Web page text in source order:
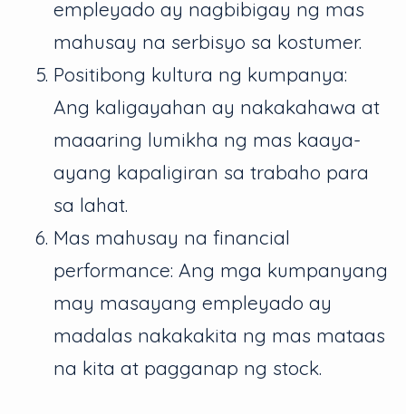
empleyado ay nagbibigay ng mas
mahusay na serbisyo sa kostumer.
Positibong kultura ng kumpanya:
Ang kaligayahan ay nakakahawa at
maaaring lumikha ng mas kaaya-
ayang kapaligiran sa trabaho para
sa lahat.
Mas mahusay na financial
performance: Ang mga kumpanyang
may masayang empleyado ay
madalas nakakakita ng mas mataas
na kita at pagganap ng stock.